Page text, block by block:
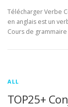
Télécharger Verbe
en anglais est un
Cours de
ALL
TOP25+